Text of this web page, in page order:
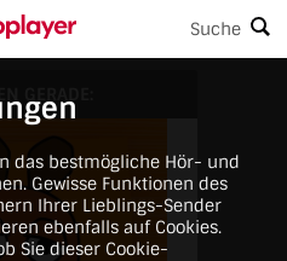
das bestmögliche Hör- und
Gewisse Funktionen des
Ihrer Lieblings-Sender
ebenfalls auf Cookies.
Sie dieser Cookie-
Suche
GERADE: